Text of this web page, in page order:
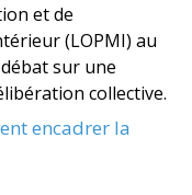
et de
(LOPMI) au
sur une
collective.
encadrer la